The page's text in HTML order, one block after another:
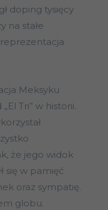
doping tysięcy
na stałe
reprezentacja
Meksyku
Tri” w historii.
że jego widok
się w pamięć
oraz sympatię.
globu.